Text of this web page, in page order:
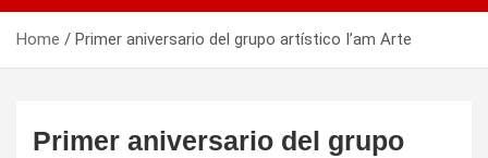
Home Primer aniversario del grupo artístico I’am Arte
Primer aniversario del grupo